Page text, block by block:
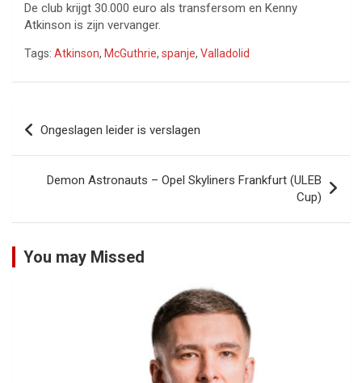
De club krijgt 30.000 euro als transfersom en Kenny
Atkinson is zijn vervanger.
Tags: Atkinson, McGuthrie, spanje, Valladolid
Bericht
navigatie
Ongeslagen leider is verslagen
Demon Astronauts – Opel Skyliners Frankfurt (ULEB
Cup)
You may Missed